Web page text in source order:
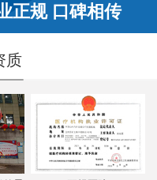
正规 口碑相传
质
，多亏手机预约了，